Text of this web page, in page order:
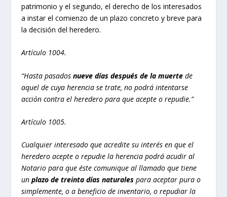
patrimonio y el segundo, el derecho de los interesados
a instar el comienzo de un plazo concreto y breve para
la decisión del heredero.
Artículo 1004.
“Hasta pasadosnueve días después de la muerte de
aquel de cuya herencia se trate, no podrá intentarse
acción contra el heredero para que acepte o repudie.”
Artículo 1005.
Cualquier interesado que acredite su interés en que el
heredero acepte o repudie la herencia podrá acudir al
Notario para que éste comunique al llamado que tiene
unplazo de treinta días naturales para aceptar pura o
simplemente, o a beneficio de inventario, o repudiar la